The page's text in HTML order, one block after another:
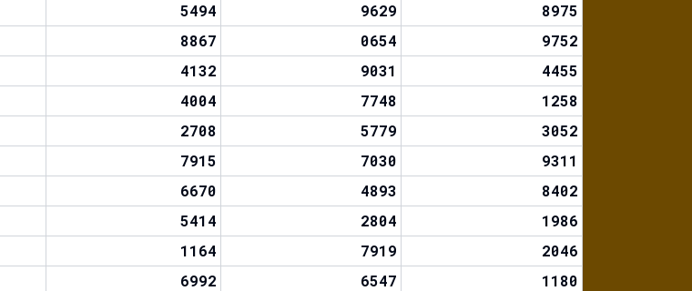
5494 9629
8975
8867 0654
9752
4132 9031
4455
4004 7748
1258
2708 5779
3052
7915 7030
9311
6670 4893
8402
5414 2804
1986
1164 7919
2046
6992 6547
1180